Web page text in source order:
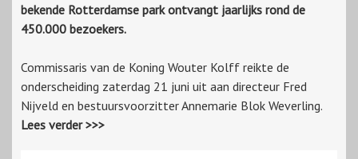
bekende Rotterdamse park ontvangt jaarlijks rond de
450.000 bezoekers.
Commissaris van de Koning Wouter Kolff reikte de
onderscheiding zaterdag 21 juni uit aan directeur Fred
Nijveld en bestuursvoorzitter Annemarie Blok Weverling.
Lees verder >>>